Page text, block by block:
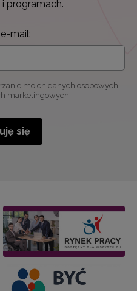
programach.
mail:
moich danych osobowych
marketingowych.
się